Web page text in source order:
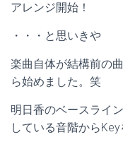
アレンジ開始！
・・・と思いきや
楽曲自体が結構前の
ら始めました。笑
明日香のベースライ
している音階からKey